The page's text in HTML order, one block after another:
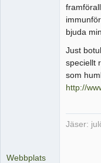
bjuda
Just
speciellt
som
http://
Jäser:
Webbplats